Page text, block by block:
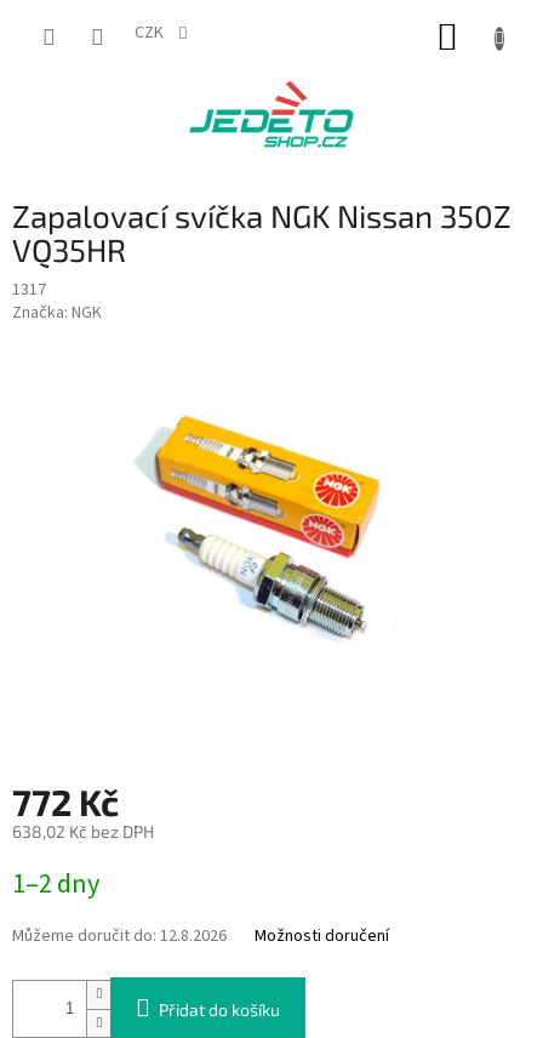
CZK
Zapalovací svíčka NGK Nissan 350Z
VQ35HR
1317
Značka: NGK
772 Kč
638,02 Kč bez DPH
cena:
1–2 dny
Můžeme doručit do: 12.8.2026 Možnosti doručení
Přidat do košíku